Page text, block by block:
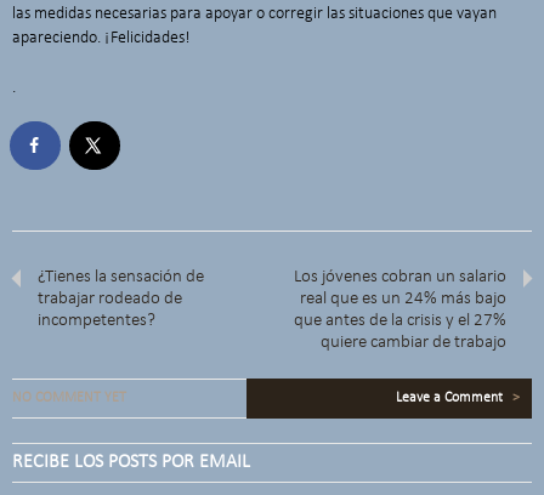
las medidas necesarias para apoyar o corregir las situaciones que vayan
apareciendo. ¡Felicidades!
.
¿Tienes la sensación de
trabajar rodeado de
incompetentes?
Los jóvenes cobran un salario
real que es un 24% más bajo
que antes de la crisis y el 27%
quiere cambiar de trabajo
NO COMMENT YET Leave a Comment >
RECIBE LOS POSTS POR EMAIL